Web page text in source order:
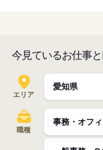
今見ているお仕事
エリア
職種